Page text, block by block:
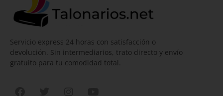
Servicio express 24 horas con satisfacción o
devolución. Sin intermediarios, trato directo y envío
gratuito para tu comodidad total.